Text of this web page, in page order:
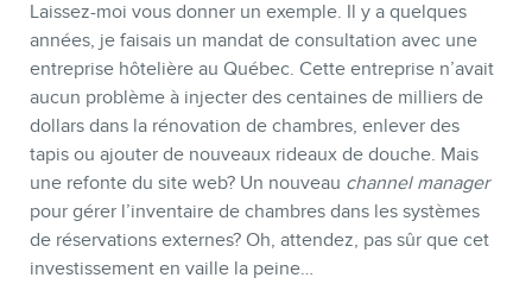
Laissez-moi vous donner un exemple. Il y a quelques
années, je faisais un mandat de consultation avec une
entreprise hôtelière au Québec. Cette entreprise n’avait
aucun problème à injecter des centaines de milliers de
dollars dans la rénovation de chambres, enlever des
tapis ou ajouter de nouveaux rideaux de douche. Mais
une refonte du site web? Un nouveau channel manager
pour gérer l’inventaire de chambres dans les systèmes
de réservations externes? Oh, attendez, pas sûr que cet
investissement en vaille la peine…